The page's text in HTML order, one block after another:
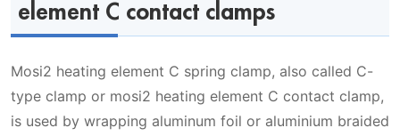
element C contact clamps
Mosi2 heating element C spring clamp, also called C-
type clamp or mosi2 heating element C contact clamp,
is used by wrapping aluminum foil or aluminium braided